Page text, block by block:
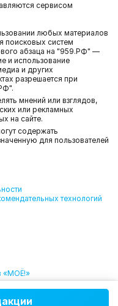
сервисом
любых материалов
поисковых систем
абзаца на "959.РФ" —
и использование
и других
разрешается при
мнений или взглядов,
или рекламных
на сайте.
содержать
для пользователей
технологий
«МОЁ!»